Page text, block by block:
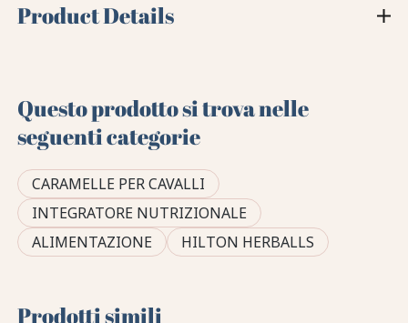
Product Details
Questo prodotto si trova nelle
seguenti categorie
CARAMELLE PER CAVALLI
INTEGRATORE NUTRIZIONALE
ALIMENTAZIONE
HILTON HERBALLS
Prodotti simili